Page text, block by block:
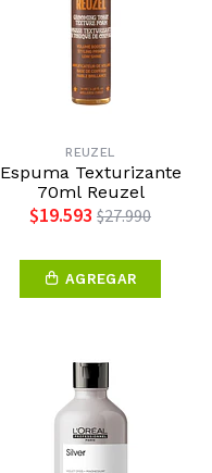
REUZEL
Espuma Texturizante
70ml Reuzel
$19.593 $27.990
AGREGAR